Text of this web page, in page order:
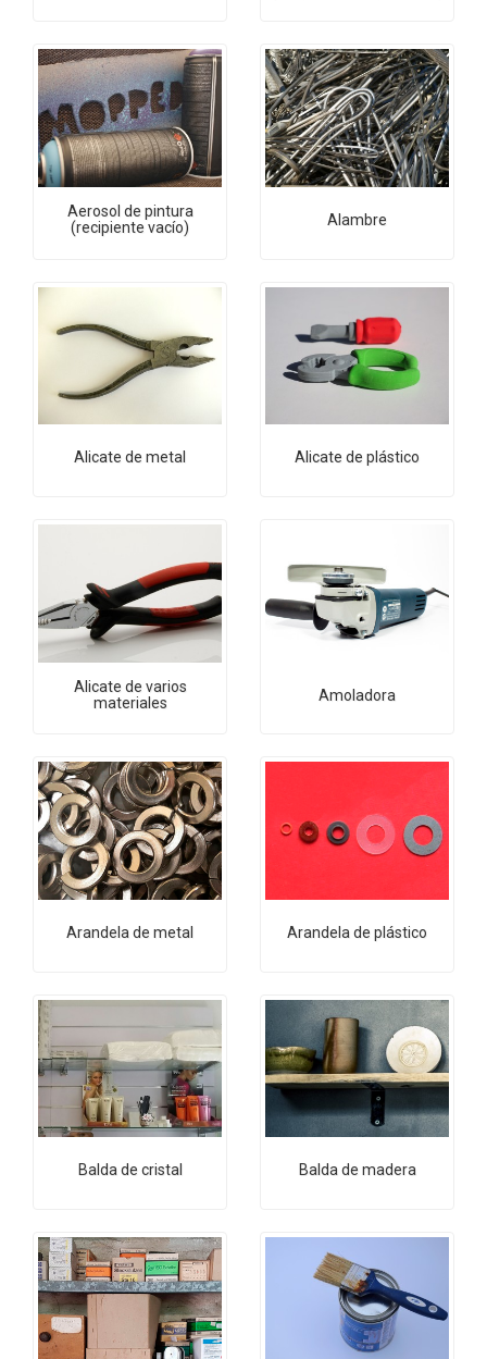
Aerosol de pintura
(recipiente vacío)
Alambre
Alicate de metal Alicate de plástico
Alicate de varios
materiales
Amoladora
Arandela de metal Arandela de plástico
Balda de cristal Balda de madera